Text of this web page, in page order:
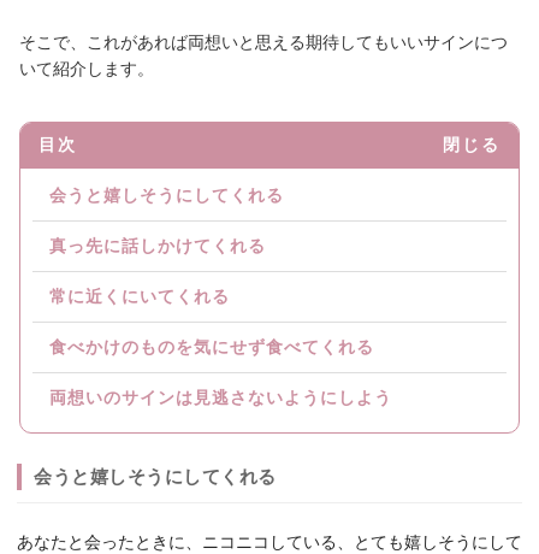
そこで、これがあれば両想いと思える期待してもいいサインにつ
いて紹介します。
目次 閉じる
会うと嬉しそうにしてくれる
真っ先に話しかけてくれる
常に近くにいてくれる
食べかけのものを気にせず食べてくれる
両想いのサインは見逃さないようにしよう
会うと嬉しそうにしてくれる
あなたと会ったときに、ニコニコしている、とても嬉しそうにして